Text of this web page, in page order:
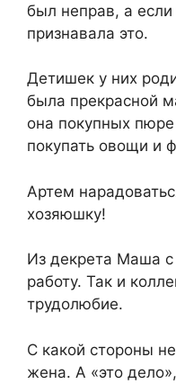
был неправ, а
признавала это.
Детишек у них
была прекрасной
она покупных
покупать овощи и
Артем
хозяюшку!
Из декрета Маша с
работу. Так и
трудолюбие.
С какой стороны
жена. А «это